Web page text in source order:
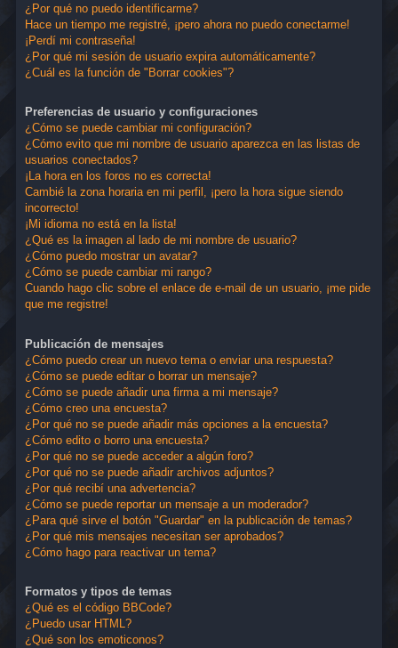
¿Por qué no puedo identificarme?
Hace un tiempo me registré, ¡pero ahora no puedo conectarme!
¡Perdí mi contraseña!
¿Por qué mi sesión de usuario expira automáticamente?
¿Cuál es la función de "Borrar cookies"?
Preferencias de usuario y configuraciones
¿Cómo se puede cambiar mi configuración?
¿Cómo evito que mi nombre de usuario aparezca en las listas de
usuarios conectados?
¡La hora en los foros no es correcta!
Cambié la zona horaria en mi perfil, ¡pero la hora sigue siendo
incorrecto!
¡Mi idioma no está en la lista!
¿Qué es la imagen al lado de mi nombre de usuario?
¿Cómo puedo mostrar un avatar?
¿Cómo se puede cambiar mi rango?
Cuando hago clic sobre el enlace de e-mail de un usuario, ¡me pide
que me registre!
Publicación de mensajes
¿Cómo puedo crear un nuevo tema o enviar una respuesta?
¿Cómo se puede editar o borrar un mensaje?
¿Cómo se puede añadir una firma a mi mensaje?
¿Cómo creo una encuesta?
¿Por qué no se puede añadir más opciones a la encuesta?
¿Cómo edito o borro una encuesta?
¿Por qué no se puede acceder a algún foro?
¿Por qué no se puede añadir archivos adjuntos?
¿Por qué recibí una advertencia?
¿Cómo se puede reportar un mensaje a un moderador?
¿Para qué sirve el botón "Guardar" en la publicación de temas?
¿Por qué mis mensajes necesitan ser aprobados?
¿Cómo hago para reactivar un tema?
Formatos y tipos de temas
¿Qué es el código BBCode?
¿Puedo usar HTML?
¿Qué son los emoticonos?